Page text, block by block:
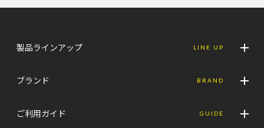
製品ラインアップ LINE UP
ブランド BRAND
ご利用ガイド GUIDE